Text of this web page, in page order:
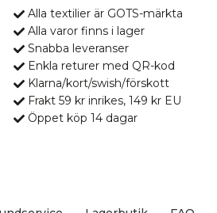
Alla textilier är GOTS-märkta
Alla varor finns i lager
Snabba leveranser
Enkla returer med QR-kod
Klarna/kort/swish/förskott
Frakt 59 kr inrikes, 149 kr EU
Öppet köp 14 dagar